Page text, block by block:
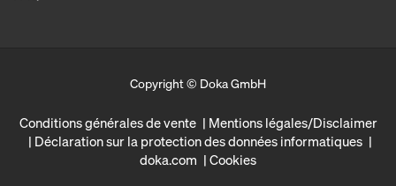
Copyright © Doka GmbH
Conditions générales de vente
Mentions légales/Disclaimer
Déclaration sur la protection des données informatiques
doka.com
Cookies